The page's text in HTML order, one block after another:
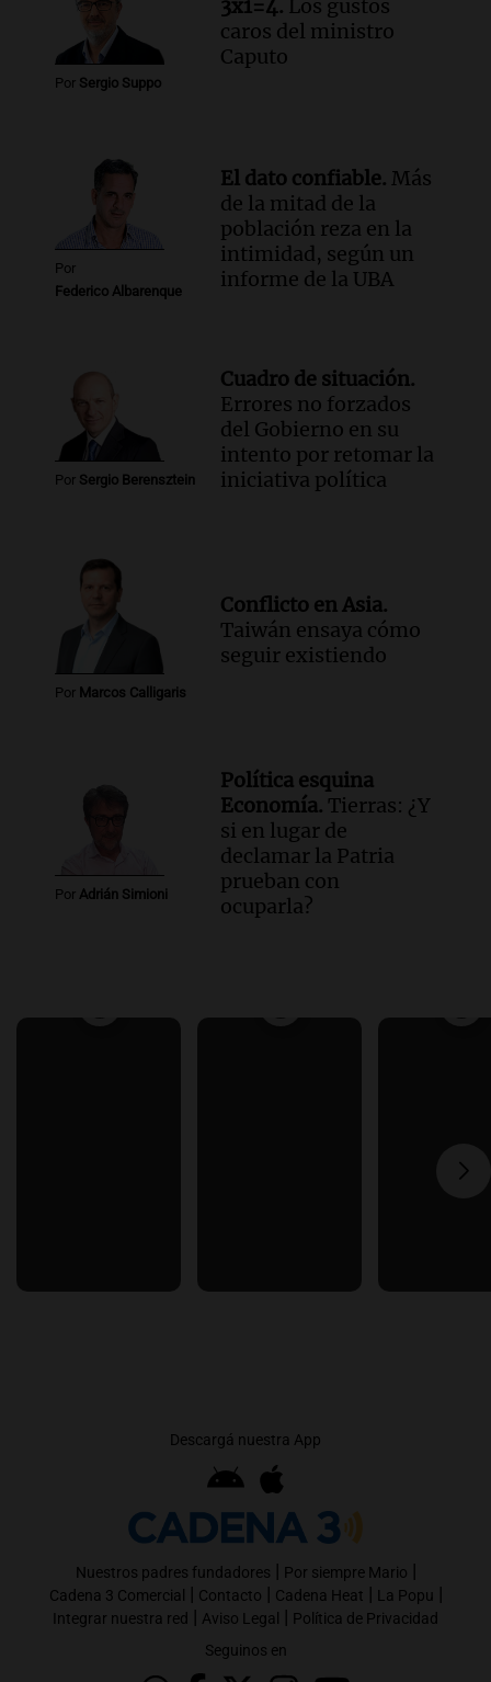
Amamos Argentina
Episodios
Por Sergio Suppo
3x1=4. Los gustos
caros del ministro
Caputo
Por
Federico Albarenque
El dato confiable. Más
de la mitad de la
población reza en la
intimidad, según un
informe de la UBA
Por Sergio Berensztein
Cuadro de situación.
Errores no forzados
del Gobierno en su
intento por retomar la
iniciativa política
Por Marcos Calligaris
Conflicto en Asia.
Taiwán ensaya cómo
seguir existiendo
Por Adrián Simioni
Política esquina
Economía. Tierras: ¿Y
si en lugar de
declamar la Patria
prueban con
ocuparla?
Descargá nuestra App
Nuestros padres fundadores | Por siempre Mario |
Cadena 3 Comercial | Contacto | Cadena Heat | La Popu |
Integrar nuestra red | Aviso Legal | Política de Privacidad
Seguinos en